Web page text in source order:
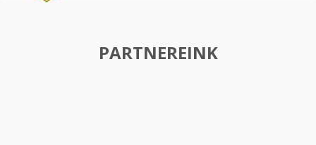
PARTNEREINK